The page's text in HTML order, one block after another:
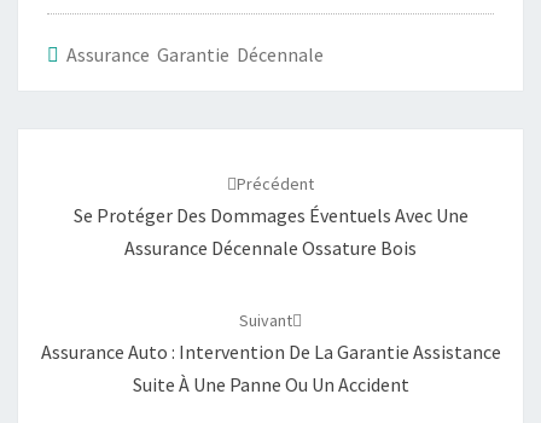
o
r
p
r
a
u
r
(
o
o
p
r
a
r
a
k
(
o
u
Assurance Garantie Décennale
Précédent
Se Protéger Des Dommages Éventuels Avec Une
Assurance Décennale Ossature Bois
Suivant
Assurance Auto : Intervention De La Garantie Assistance
Suite À Une Panne Ou Un Accident